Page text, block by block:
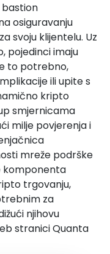
osiguravanju
svoju klijentelu. Uz
pojedinci imaju
to potrebno,
ili upite s
kripto
smjernicama
milje povjerenja i
mreže podrške
komponenta
trgovanju,
za
njihovu
stranici Quanta